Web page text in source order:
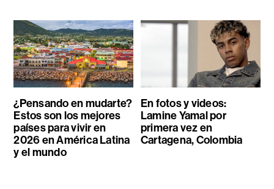
¿Pensando en mudarte?
Estos son los mejores
países para vivir en
2026 en América Latina
y el mundo
En fotos y videos:
Lamine Yamal por
primera vez en
Cartagena, Colombia